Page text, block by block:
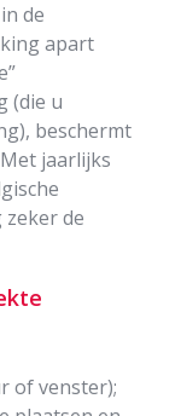
de
apart
(die u
beschermt
jaarlijks
de
of venster);